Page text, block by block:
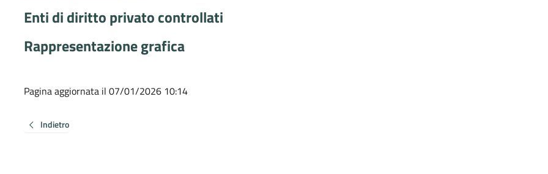
Enti di diritto privato controllati
Rappresentazione grafica
Pagina aggiornata il 07/01/2026 10:14
Indietro